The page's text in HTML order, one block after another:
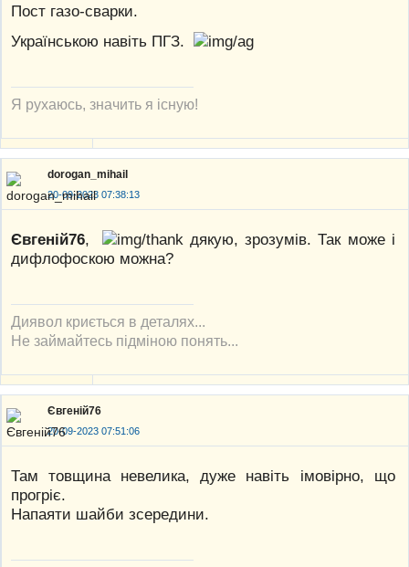
Пост газо-сварки.
Українською навіть ПГЗ.
Я рухаюсь, значить я існую!
dorogan_mihail
20-09-2023 07:38:13
Євгеній76,
дякую, зрозумів. Так може і
дифлофоскою можна?
Диявол криється в деталях...
Не займайтесь підміною понять...
Євгеній76
20-09-2023 07:51:06
Там товщина невелика, дуже навіть імовірно, що
прогріє.
Напаяти шайби зсередини.